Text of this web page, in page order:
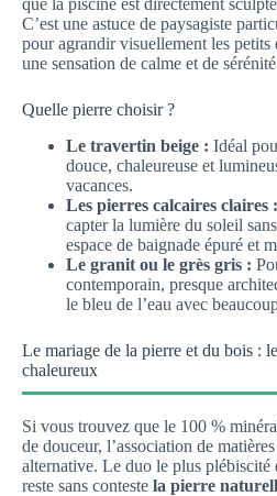
C’est une astuce de paysagiste
pour agrandir visuellement les petits
une sensation de calme et de
Quelle pierre choisir ?
Le travertin beige : Idéal
douce, chaleureuse et
vacances.
Les pierres calcaires claires :
capter la lumière du soleil
espace de baignade épuré et
Le granit ou le grès gris :
contemporain, presque
le bleu de l’eau avec
Le mariage de la pierre et du bois :
chaleureux
Si vous trouvez que le 100 %
de douceur, l’association de
alternative. Le duo le plus plébiscité
reste sans conteste la pierre